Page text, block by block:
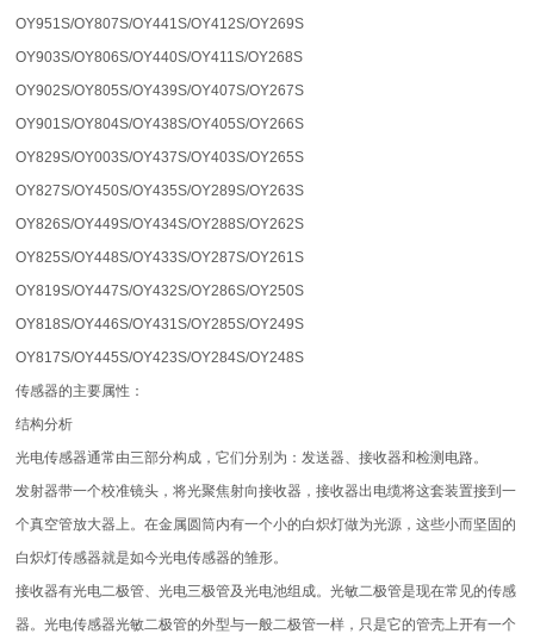
OY951S/OY807S/OY441S/OY412S/OY269S
OY903S/OY806S/OY440S/OY411S/OY268S
OY902S/OY805S/OY439S/OY407S/OY267S
OY901S/OY804S/OY438S/OY405S/OY266S
OY829S/OY003S/OY437S/OY403S/OY265S
OY827S/OY450S/OY435S/OY289S/OY263S
OY826S/OY449S/OY434S/OY288S/OY262S
OY825S/OY448S/OY433S/OY287S/OY261S
OY819S/OY447S/OY432S/OY286S/OY250S
OY818S/OY446S/OY431S/OY285S/OY249S
OY817S/OY445S/OY423S/OY284S/OY248S
传感器的主要属性：
结构分析
光电传感器通常由三部分构成，它们分别为：发送器、接收器和检测电路。
发射器带一个校准镜头，将光聚焦射向接收器，接收器出电缆将这套装置接到一
个真空管放大器上。在金属圆筒内有一个小的白炽灯做为光源，这些小而坚固的
白炽灯传感器就是如今光电传感器的雏形。
接收器有光电二极管、光电三极管及光电池组成。光敏二极管是现在常见的传感
器。光电传感器光敏二极管的外型与一般二极管一样，只是它的管壳上开有一个